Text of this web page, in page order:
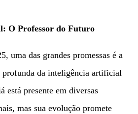
O Professor do Futuro
uma das grandes promessas é a
profunda da inteligência artificial
presente em diversas
mas sua evolução promete